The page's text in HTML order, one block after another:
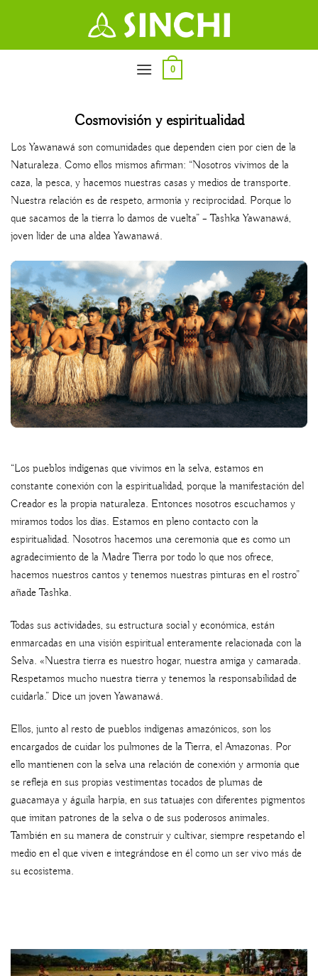
0
Cosmovisión y espiritualidad
Los Yawanawá son comunidades que dependen cien por cien de la
Naturaleza. Como ellos mismos afirman: “Nosotros vivimos de la
caza, la pesca, y hacemos nuestras casas y medios de transporte.
Nuestra relación es de respeto, armonía y reciprocidad. Porque lo
que sacamos de la tierra lo damos de vuelta” – Tashka Yawanawá,
joven líder de una aldea Yawanawá.
“Los pueblos indígenas que vivimos en la selva, estamos en
constante conexión con la espiritualidad, porque la manifestación del
Creador es la propia naturaleza. Entonces nosotros escuchamos y
miramos todos los días. Estamos en pleno contacto con la
espiritualidad. Nosotros hacemos una ceremonia que es como un
agradecimiento de la Madre Tierra por todo lo que nos ofrece,
hacemos nuestros cantos y tenemos nuestras pinturas en el rostro”
añade Tashka.
Todas sus actividades, su estructura social y económica, están
enmarcadas en una visión espiritual enteramente relacionada con la
Selva. «Nuestra tierra es nuestro hogar, nuestra amiga y camarada.
Respetamos mucho nuestra tierra y tenemos la responsabilidad de
cuidarla.” Dice un joven Yawanawá.
Ellos, junto al resto de pueblos indígenas amazónicos, son los
encargados de cuidar los pulmones de la Tierra, el Amazonas. Por
ello mantienen con la selva una relación de conexión y armonía que
se refleja en sus propias vestimentas tocados de plumas de
guacamaya y águila harpía, en sus tatuajes con diferentes pigmentos
que imitan patrones de la selva o de sus poderosos animales.
También en su manera de construir y cultivar, siempre respetando el
medio en el que viven e integrándose en él como un ser vivo más de
su ecosistema.